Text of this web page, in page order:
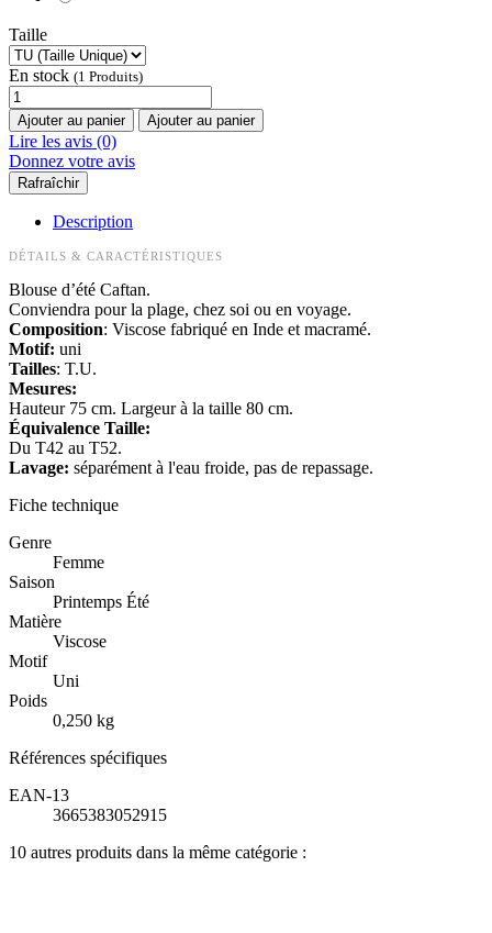
Taille
En stock (1 Produits)
Ajouter au panier Ajouter au panier
Lire les avis (0)
Donnez votre avis
Description
DÉTAILS & CARACTÉRISTIQUES
Blouse d’été Caftan.
Conviendra pour la plage, chez soi ou en voyage.
Composition: Viscose fabriqué en Inde et macramé.
Motif: uni
Tailles: T.U.
Mesures:
Hauteur 75 cm. Largeur à la taille 80 cm.
Équivalence Taille:
Du T42 au T52.
Lavage: séparément à l'eau froide, pas de repassage.
Fiche technique
Genre
Femme
Saison
Printemps Été
Matière
Viscose
Motif
Uni
Poids
0,250 kg
Références spécifiques
EAN-13
3665383052915
10 autres produits dans la même catégorie :